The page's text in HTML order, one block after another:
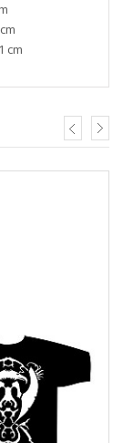
cm